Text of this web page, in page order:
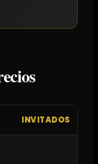
INVITADOS